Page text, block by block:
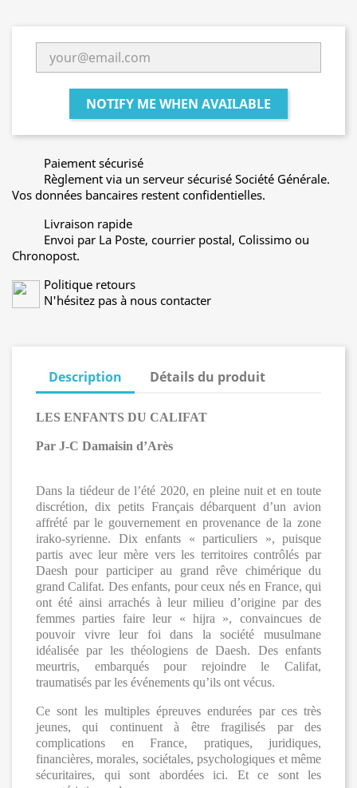
NOTIFY ME WHEN AVAILABLE
Paiement sécurisé
Règlement via un serveur sécurisé Société Générale.
Vos données bancaires restent confidentielles.
Livraison rapide
Envoi par La Poste, courrier postal, Colissimo ou
Chronopost.
Politique retours
N'hésitez pas à nous contacter
Description Détails du produit
LES ENFANTS DU CALIFAT
Par J-C Damaisin d’Arès
Dans la tiédeur de l’été 2020, en pleine nuit et en toute
discrétion, dix petits Français débarquent d’un avion
affrété par le gouvernement en provenance de la zone
irako-syrienne. Dix enfants « particuliers », puisque
partis avec leur mère vers les territoires contrôlés par
Daesh pour participer au grand rêve chimérique du
grand Califat. Des enfants, pour ceux nés en France, qui
ont été ainsi arrachés à leur milieu d’origine par des
femmes parties faire leur « hijra », convaincues de
pouvoir vivre leur foi dans la société musulmane
idéalisée par les théologiens de Daesh. Des enfants
meurtris, embarqués pour rejoindre le Califat,
traumatisés par les événements qu’ils ont vécus.
Ce sont les multiples épreuves endurées par ces très
jeunes, qui continuent à être fragilisés par des
complications en France, pratiques, juridiques,
financières, morales, sociétales, psychologiques et même
sécuritaires, qui sont abordées ici. Et ce sont les